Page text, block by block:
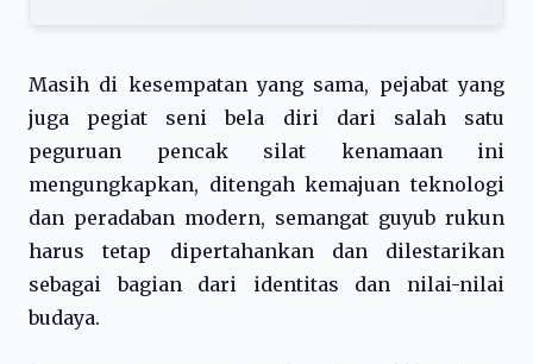
Masih di kesempatan yang sama, pejabat yang
juga pegiat seni bela diri dari salah satu
peguruan pencak silat kenamaan ini
mengungkapkan, ditengah kemajuan teknologi
dan peradaban modern, semangat guyub rukun
harus tetap dipertahankan dan dilestarikan
sebagai bagian dari identitas dan nilai-nilai
budaya.